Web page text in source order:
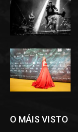
O MÁIS VISTO